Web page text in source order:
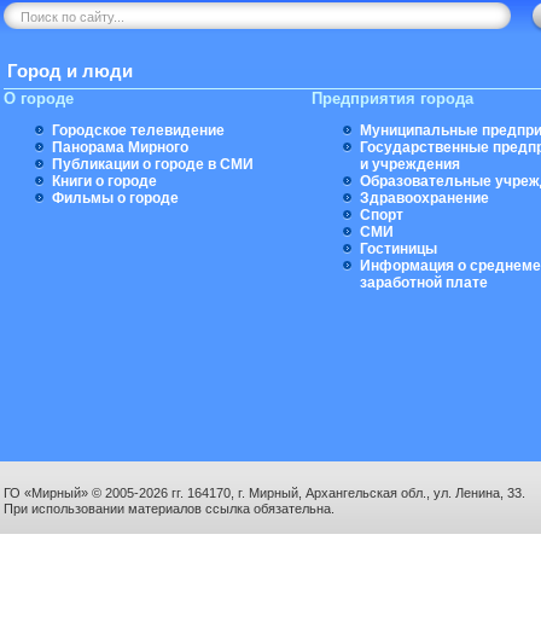
Город и люди
О городе
Городское телевидение
Панорама Мирного
Публикации о городе в СМИ
Книги о городе
Фильмы о городе
Предприятия города
Муниципальные
Государственные
и учреждения
Образовательные
Здравоохранение
Спорт
СМИ
Гостиницы
Информация о
заработной плате
ГО «Мирный» © 2005-2026 гг. 164170, г. Мирный, Архангельская обл., ул. Ленина, 33.
При использовании материалов ссылка обязательна.